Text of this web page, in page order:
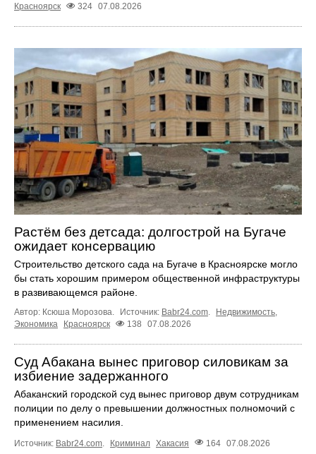
Красноярск
324 07.08.2026
Растём без детсада: долгострой на Бугаче
ожидает консервацию
Строительство детского сада на Бугаче в Красноярске могло
бы стать хорошим примером общественной инфраструктуры
в развивающемся районе.
Автор: Ксюша Морозова. Источник: Babr24.com. Недвижимость,
Экономика
Красноярск 138 07.08.2026
Суд Абакана вынес приговор силовикам за
избиение задержанного
Абаканский городской суд вынес приговор двум сотрудникам
полиции по делу о превышении должностных полномочий с
применением насилия.
Источник: Babr24.com Криминал Хакасия 164 07.08.2026